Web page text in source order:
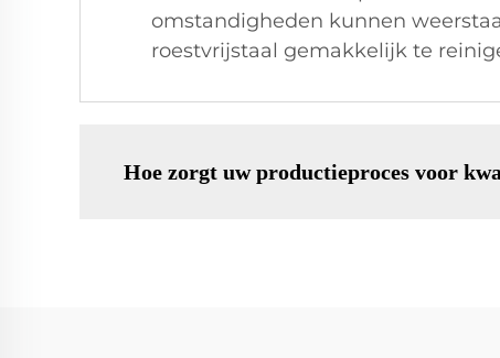
omstandigheden kunnen
roestvrijstaal gemakkelijk te
Hoe zorgt uw productieproces voor